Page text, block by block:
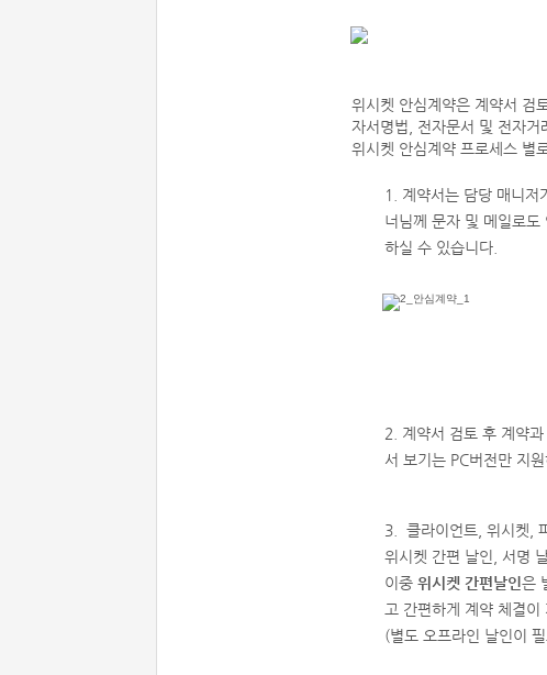
위시켓 안심계약은 계약서 검
자서명법, 전자문서 및 전자
위시켓 안심계약 프로세스 별
1. 계약서는 담당 매니저
너님께 문자 및 메일로도
하실 수 있습니다.
2. 계약서 검토 후 계약
서 보기는 PC버전만 지
3. 클라이언트, 위시켓,
위시켓 간편 날인, 서명
이중 위시켓 간편날인 은
고 간편하게 계약 체결이
(별도 오프라인 날인이